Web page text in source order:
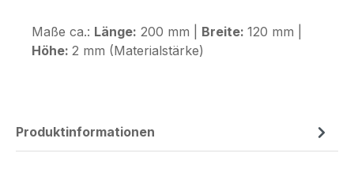
Maße ca.: Länge: 200 mm | Breite: 120 mm |
Höhe: 2 mm (Materialstärke)
Produktinformationen